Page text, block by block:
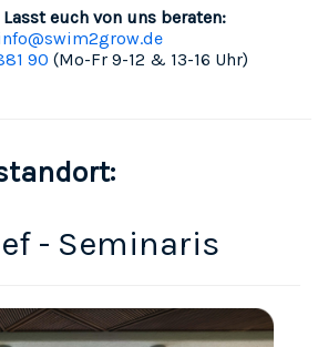
Lasst euch von uns beraten:
90 (Mo-Fr 9-12 & 13-16 Uhr)
- Seminaris